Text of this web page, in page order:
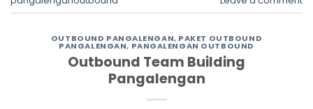
OUTBOUND PANGALENGAN, PAKET OUTBOUND
PANGALENGAN, PANGALENGAN OUTBOUND
Outbound Team Building
Pangalengan